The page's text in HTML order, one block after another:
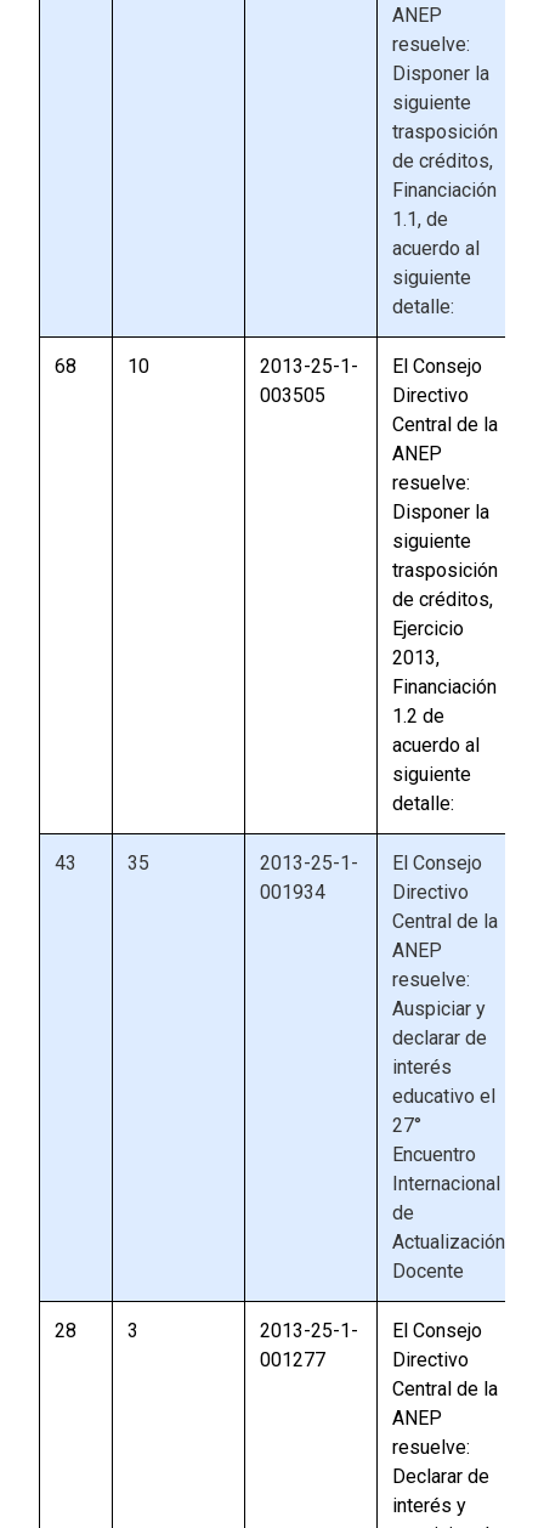
ANEP
resuelve:
Disponer la
siguiente
trasposición
de créditos,
Financiación
1.1, de
acuerdo al
siguiente
detalle:
68 10
2013-25-1-
003505
El Consejo
Directivo
Central de la
ANEP
resuelve:
Disponer la
siguiente
trasposición
de créditos,
Ejercicio
2013,
Financiación
1.2 de
acuerdo al
siguiente
detalle:
43 35
2013-25-1-
001934
El Consejo
Directivo
Central de la
ANEP
resuelve:
Auspiciar y
declarar de
interés
educativo el
27°
Encuentro
Internacional
de
Actualización
Docente
28 3
2013-25-1-
001277
El Consejo
Directivo
Central de la
ANEP
resuelve:
Declarar de
interés y